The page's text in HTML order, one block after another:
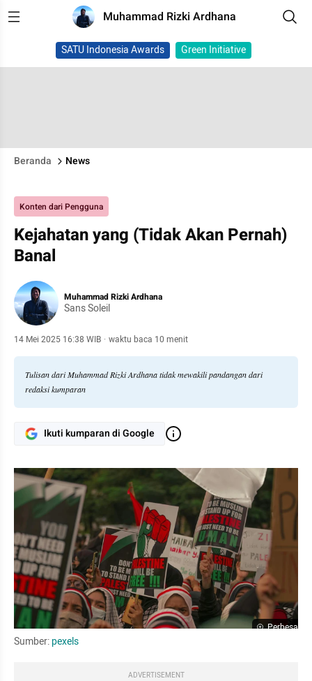
Muhammad Rizki Ardhana
SATU Indonesia Awards Green Initiative
Beranda News
Konten dari Pengguna
Kejahatan yang (Tidak Akan Pernah)
Banal
Muhammad Rizki Ardhana
Sans Soleil
14 Mei 2025 16:38 WIB · waktu baca 10 menit
Tulisan dari Muhammad Rizki Ardhana tidak mewakili pandangan dari
redaksi kumparan
Ikuti kumparan di Google
Perbesar
Sumber: pexels
ADVERTISEMENT